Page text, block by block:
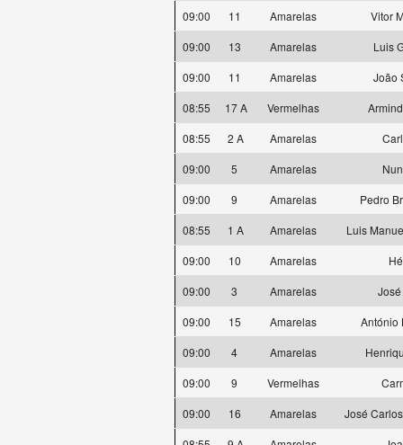
09:00
11 Amarelas
Vitor
09:00
13 Amarelas
Luis
09:00
11 Amarelas
João
08:55
17 A Vermelhas
08:55
2 A Amarelas
09:00
5 Amarelas
09:00
9 Amarelas
Pedro
08:55
1 A Amarelas
Luis
09:00
10 Amarelas
09:00
3 Amarelas
09:00
15 Amarelas
António
09:00
4 Amarelas
09:00
9 Vermelhas
09:00
16 Amarelas
José